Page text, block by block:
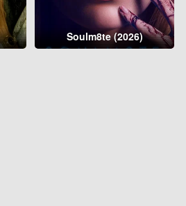
Soulm8te (2026)